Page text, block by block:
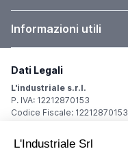
Informazioni utili
Dati Legali
L'industriale s.r.l.
P. IVA: 12212870153
Codice Fiscale: 12212870153
Sede Legale